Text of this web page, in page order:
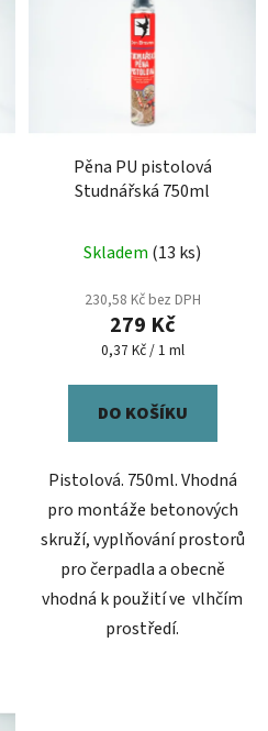
Pěna PU pistolová
Studnářská 750ml
Skladem (13 ks)
230,58 Kč bez DPH
279 Kč
Měrná
0,37 Kč / 1 ml
DO KOŠÍKU
Pistolová. 750ml. Vhodná
pro montáže betonových
skruží, vyplňování prostorů
pro čerpadla a obecně
vhodná k použití ve vlhčím
prostředí.